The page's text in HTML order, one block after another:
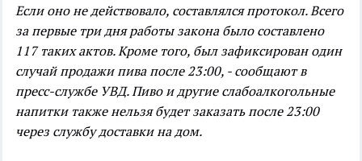
Если оно не действовало, составлялся протокол. Всего
за первые три дня работы закона было составлено
117 таких актов. Кроме того, был зафиксирован один
случай продажи пива после 23:00, - сообщают в
пресс-службе УВД.Пиво и другие слабоалкогольные
напитки также нельзя будет заказать после 23:00
через службу доставки на дом.